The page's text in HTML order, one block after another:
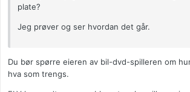
plate?
Jeg prøver og ser hvordan det går.
Du bør spørre eieren av bil-dvd-spilleren om
hva som trengs.